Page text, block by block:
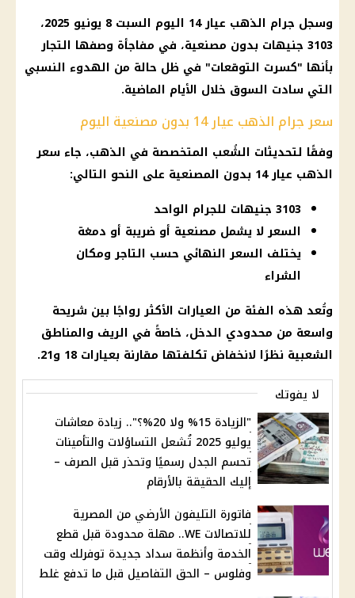
وسجل جرام الذهب عيار 14 اليوم السبت 8 يونيو 2025،
3103 جنيهات بدون مصنعية، في مفاجأة وصفها التجار
بأنها "كسرت التوقعات" في ظل حالة من الهدوء النسبي
التي سادت السوق خلال الأيام الماضية.
سعر جرام الذهب عيار 14 بدون مصنعية اليوم
وفقًا لتحديثات الشُعب المتخصصة في الذهب، جاء سعر
الذهب عيار 14 بدون المصنعية على النحو التالي:
3103 جنيهات للجرام الواحد
السعر لا يشمل مصنعية أو ضريبة أو دمغة
يختلف السعر النهائي حسب التاجر ومكان
الشراء
وتُعد هذه الفئة من العيارات الأكثر رواجًا بين شريحة
واسعة من محدودي الدخل، خاصةً في الريف والمناطق
الشعبية نظرًا لانخفاض تكلفتها مقارنة بعيارات 18 و21.
لا يفوتك
"الزيادة 15% ولا 20%؟".. زيادة معاشات
يوليو 2025 تُشعل التساؤلات والتأمينات
تحسم الجدل رسميًا وتحذر قبل الصرف –
إليك الحقيقة بالأرقام
فاتورة التليفون الأرضي من المصرية
للاتصالات WE.. مهلة محدودة قبل قطع
الخدمة وأنظمة سداد جديدة توفرلك وقت
وفلوس – الحق التفاصيل قبل ما تدفع غلط